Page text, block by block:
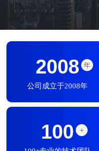
2008 年
公司成立于2008年
100 +